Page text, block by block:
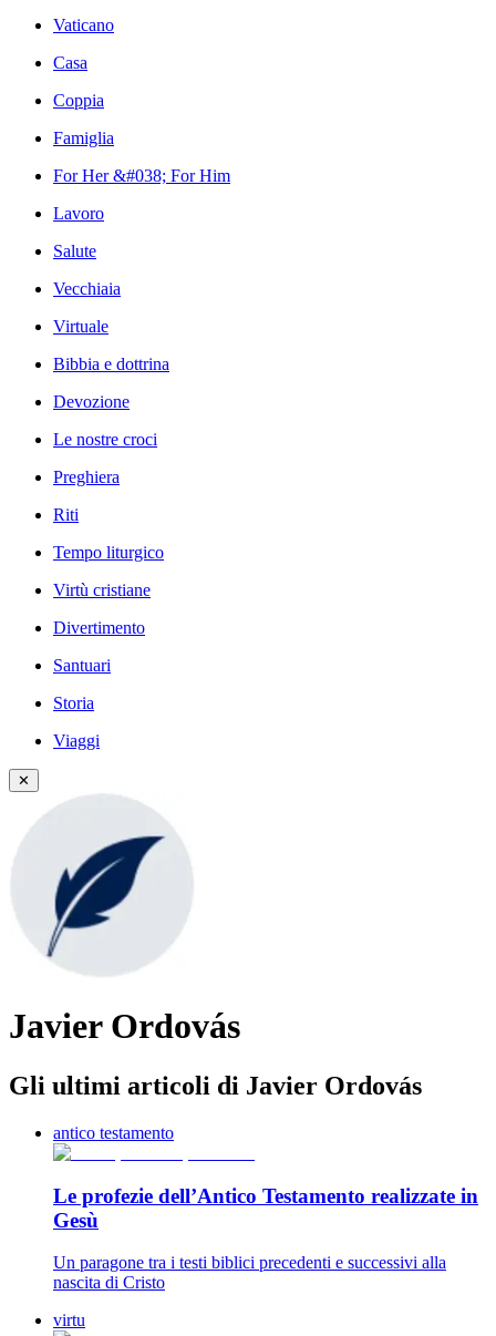
Vaticano
Casa
Coppia
Famiglia
For Her &#038; For Him
Lavoro
Salute
Vecchiaia
Virtuale
Bibbia e dottrina
Devozione
Le nostre croci
Preghiera
Riti
Tempo liturgico
Virtù cristiane
Divertimento
Santuari
Storia
Viaggi
✕
Javier Ordovás
Gli ultimi articoli di Javier Ordovás
antico testamento
Le profezie dell’Antico Testamento realizzate in
Gesù
Un paragone tra i testi biblici precedenti e successivi alla
nascita di Cristo
virtu